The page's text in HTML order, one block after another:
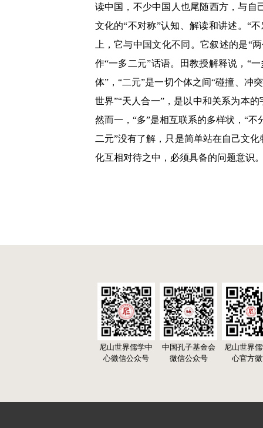
读中国，不少中国人也尾随西方，与自
文化的“不对称”认知、解读和讲述。“
上，它与中国文化不同。它叙述的是“
作“一多二元”话语。田教授解释说，“
体”，“二元”是一切个体之间“碰撞、冲
世界”“天人合一”，是以中和关系为本
然而一，“多”是相互联系的多样状，“不
二元”没有了解，只是简单站在自己文
化互相对待之中，必须具备的问题意识
尼山世界儒学中
心微信公众号
中国孔子基金会
微信公众号
尼山世界
心官方